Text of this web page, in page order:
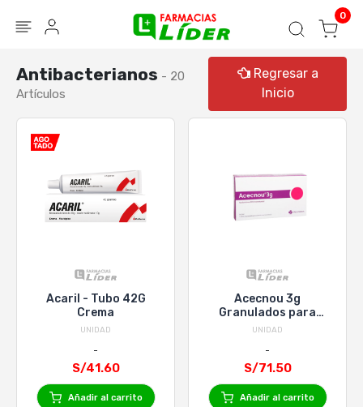
Seguir mi pedido 0
Antibacterianos - 20
Artículos
Regresar a
Inicio
Acaril - Tubo 42G
Crema
UNIDAD
S/41.60
Añadir al carrito
Acecnou 3g
Granulados para
solución Oral
UNIDAD
S/71.50
Añadir al carrito